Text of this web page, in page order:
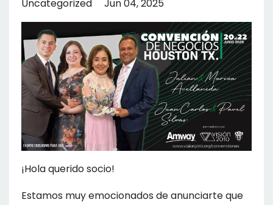
Uncategorized Jun 04, 2025
¡Hola querido socio!
Estamos muy emocionados de anunciarte que